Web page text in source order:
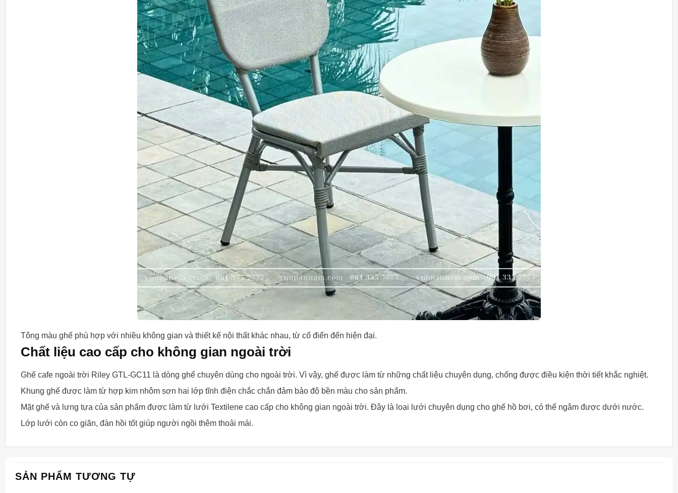
Tông màu ghế phù hợp với nhiều không gian và thiết kế nội thất khác nhau, từ cổ điển đến hiện đại.
Chất liệu cao cấp cho không gian ngoài trời
Ghế cafe ngoài trời Riley GTL-GC11 là dòng ghế chuyên dùng cho ngoài trời. Vì vậy, ghế được làm từ những chất liệu chuyên dụng, chống được điều kiện thời tiết khắc nghiệt.
Khung ghế được làm từ hợp kim nhôm sơn hai lớp tĩnh điện chắc chắn đảm bảo độ bền màu cho sản phẩm.
Mặt ghế và lưng tựa của sản phẩm được làm từ lưới Textilene cao cấp cho không gian ngoài trời. Đây là loại lưới chuyên dụng cho ghế hồ bơi, có thể ngâm được dưới nước.
Lớp lưới còn co giãn, đàn hồi tốt giúp người ngồi thêm thoải mái.
SẢN PHẨM TƯƠNG TỰ